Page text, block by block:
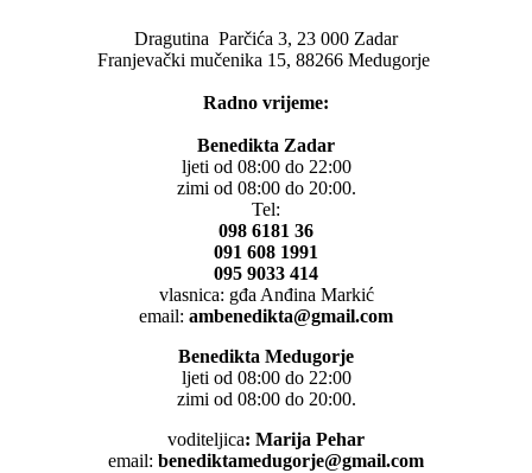
Dragutina Parčića 3, 23 000 Zadar
Franjevački mučenika 15, 88266 Medugorje
Radno vrijeme:
Benedikta Zadar
ljeti od 08:00 do 22:00
zimi od 08:00 do 20:00.
Tel:
098 6181 36
091 608 1991
095 9033 414
vlasnica: gđa Anđina Markić
email: ambenedikta@gmail.com
Benedikta Medugorje
ljeti od 08:00 do 22:00
zimi od 08:00 do 20:00.
voditeljica: Marija Pehar
email: benediktamedugorje@gmail.com